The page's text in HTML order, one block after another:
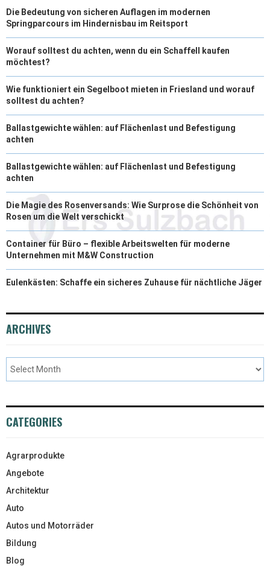
Die Bedeutung von sicheren Auflagen im modernen
Springparcours im Hindernisbau im Reitsport
Worauf solltest du achten, wenn du ein Schaffell kaufen
möchtest?
Wie funktioniert ein Segelboot mieten in Friesland und worauf
solltest du achten?
Ballastgewichte wählen: auf Flächenlast und Befestigung
achten
Ballastgewichte wählen: auf Flächenlast und Befestigung
achten
Die Magie des Rosenversands: Wie Surprose die Schönheit von
Rosen um die Welt verschickt
Container für Büro – flexible Arbeitswelten für moderne
Unternehmen mit M&W Construction
Eulenkästen: Schaffe ein sicheres Zuhause für nächtliche Jäger
ARCHIVES
CATEGORIES
Agrarprodukte
Angebote
Architektur
Auto
Autos und Motorräder
Bildung
Blog